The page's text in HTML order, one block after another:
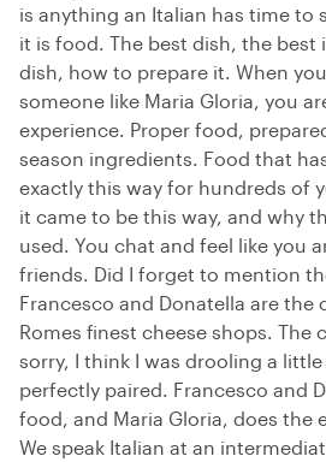
is anything an Italian has time to
it is food. The best dish, the
dish, how to prepare it. When
someone like Maria Gloria, you
experience. Proper food,
season ingredients. Food that
exactly this way for hundreds of
it came to be this way, and why
used. You chat and feel like you
friends. Did I forget to mention
Francesco and Donatella are the
Romes finest cheese shops. The
sorry, I think I was drooling a little
perfectly paired. Francesco and
food, and Maria Gloria, does the
We speak Italian at an